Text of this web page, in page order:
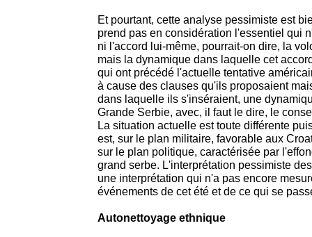
Et pourtant, cette analyse pessimiste est
prend pas en considération l'essentiel qui
ni l'accord lui-même, pourrait-on dire, la
mais la dynamique dans laquelle cet
qui ont précédé l'actuelle tentative
à cause des clauses qu'ils proposaient
dans laquelle ils s'inséraient, une
Grande Serbie, avec, il faut le dire, le
La situation actuelle est toute différente
est, sur le plan militaire, favorable aux
sur le plan politique, caractérisée par
grand serbe. L'interprétation pessimiste
une interprétation qui n'a pas encore
événements de cet été et de ce qui se
Autonettoyage ethnique